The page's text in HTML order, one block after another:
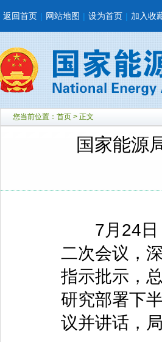
返回首页 | 网站地图 | 设为首页 | 加入收
您当前位置： 首页 > 正文
国家能源
7月24日，
二次会议，
指示批示，
研究部署下
议并讲话，